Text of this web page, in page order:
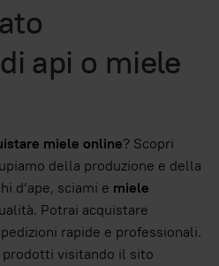
api o miele
miele online? Scopri
della produzione e della
d’ape, sciami e miele
Potrai acquistare
rapide e professionali.
visitando il sito